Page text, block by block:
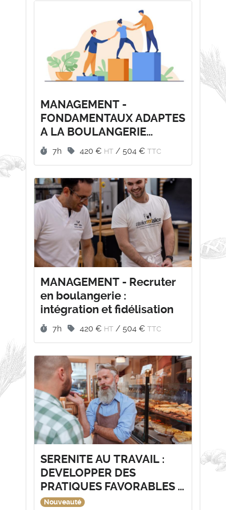
MANAGEMENT -
FONDAMENTAUX ADAPTES
A LA BOULANGERIE
ARTISANALE
Durée :
7h Prix :
420 € HT / 504 €TTC
MANAGEMENT - Recruter
en boulangerie :
intégration et fidélisation
Durée :
7h Prix :
420 € HT / 504 €TTC
SERENITE AU TRAVAIL :
DEVELOPPER DES
PRATIQUES FAVORABLES A
LA QUALITE ET A
Nouveauté